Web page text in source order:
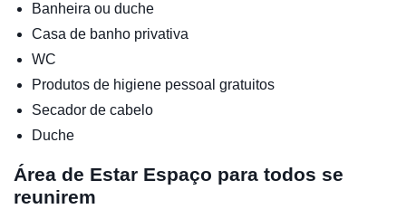
Banheira ou duche
Casa de banho privativa
WC
Produtos de higiene pessoal gratuitos
Secador de cabelo
Duche
Área de Estar Espaço para todos se
reunirem